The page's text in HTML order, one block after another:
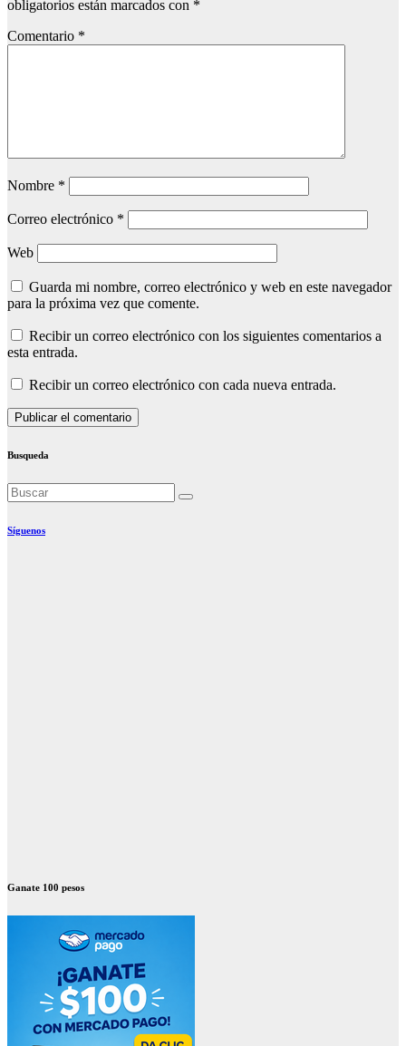
obligatorios están marcados con *
Comentario *
Nombre *
Correo electrónico *
Web
Guarda mi nombre, correo electrónico y web en este navegador
para la próxima vez que comente.
Recibir un correo electrónico con los siguientes comentarios a
esta entrada.
Recibir un correo electrónico con cada nueva entrada.
Busqueda
Síguenos
Ganate 100 pesos